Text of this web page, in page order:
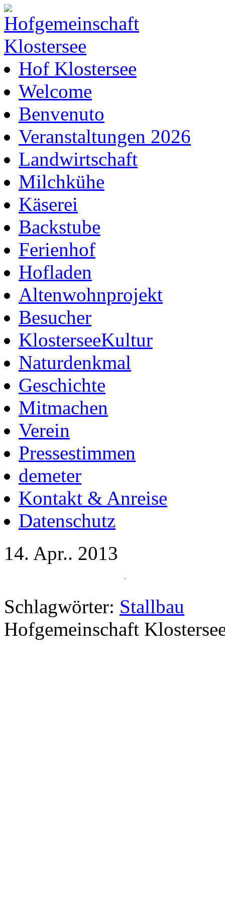
Hof Klostersee
Welcome
Benvenuto
Veranstaltungen 2026
Landwirtschaft
Milchkühe
Käserei
Backstube
Ferienhof
Hofladen
Altenwohnprojekt
Besucher
KlosterseeKultur
Naturdenkmal
Geschichte
Mitmachen
Verein
Pressestimmen
demeter
Kontakt & Anreise
Datenschutz
14. Apr.. 2013
Schlagwörter: Stallbau
Hofgemeinschaft